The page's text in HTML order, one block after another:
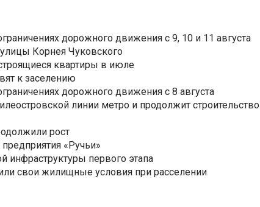
дорожного движения с 9, 10 и 11 августа
Корнея Чуковского
квартиры в июле
к заселению
дорожного движения с 8 августа
линии метро и продолжит строительство
рост
«Ручьи»
первого этапа
свои жилищные условия при расселении